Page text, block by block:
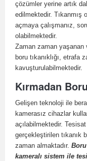
çözümler yerine artık
edilmektedir. Tıkanmış
açmaya çalışmanız,
olabilmektedir.
Zaman zaman yaşanan
boru tıkanıklığı,
kavuşturulabilmektedir.
Kırmadan
Gelişen teknoloji ile
kamerasız cihazlar
açılabilmektedir.
gerçekleştirilen tıkanık
zaman almaktadır. Boru
kameralı sistem ile